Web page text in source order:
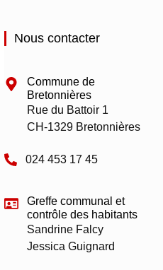
Nous contacter
Commune de
Bretonnières
Rue du Battoir 1
CH-1329 Bretonnières
024 453 17 45
Greffe communal et
contrôle des habitants
Sandrine Falcy
Jessica Guignard